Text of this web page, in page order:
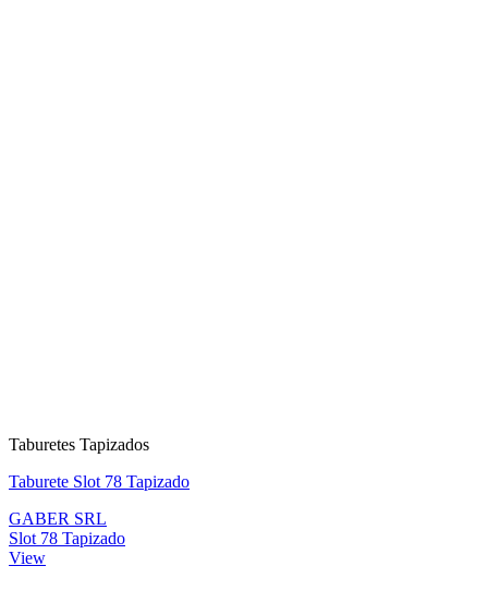
Taburetes Tapizados
Taburete Slot 78 Tapizado
GABER SRL
Slot 78 Tapizado
View